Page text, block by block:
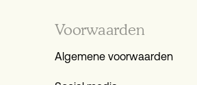
Voorwaarden
Algemene voorwaarden